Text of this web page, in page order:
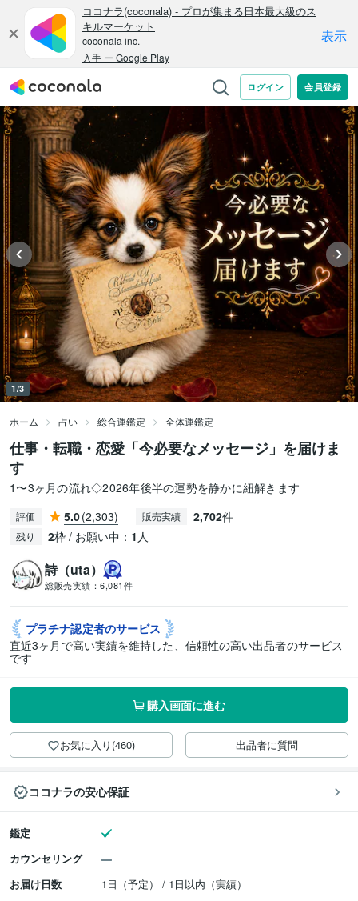
1/3
ホーム 占い 総合運鑑定 全体運鑑定
仕事・転職・恋愛「今必要なメッセージ」を届けま
す
1〜3ヶ月の流れ◇2026年後半の運勢を静かに紐解きます
評価 5.0(2,303) 販売実績 2,702件
残り 2枠 / お願い中： 1 人
詩（uta）
総販売実績： 6,081件
プラチナ認定者のサービス
直近3ヶ月で高い実績を維持した、信頼性の高い出品者のサービス
です
購入画面に進む
お気に入り(460) 出品者に質問
ココナラの安心保証
鑑定
カウンセリング
お届け日数
1日（予定） / 1日以内（実績）